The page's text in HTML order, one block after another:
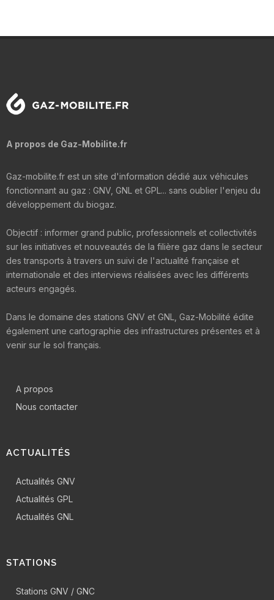
A propos de Gaz-Mobilite.fr
Gaz-mobilite.fr est un site d'information dédié aux véhicules
fonctionnant au gaz : GNV, GNL et GPL... sans oublier l'enjeu du
développement du biogaz.
Objectif : informer grand public, professionnels et collectivités
sur les initiatives et nouveautés de la filière gaz dans le secteur
des transports à travers un suivi de l'actualité française et
internationale et des interviews réalisées avec les différents
acteurs engagés.
Dans le domaine des stations GNV et GNL, Gaz-Mobilité édite
également une cartographie des infrastructures présentes et à
venir sur le sol français.
A propos
Nous contacter
ACTUALITÉS
Actualités GNV
Actualités GPL
Actualités GNL
STATIONS
Stations GNV / GNC